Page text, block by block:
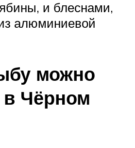
и блеснами,
алюминиевой
можно
Чёрном